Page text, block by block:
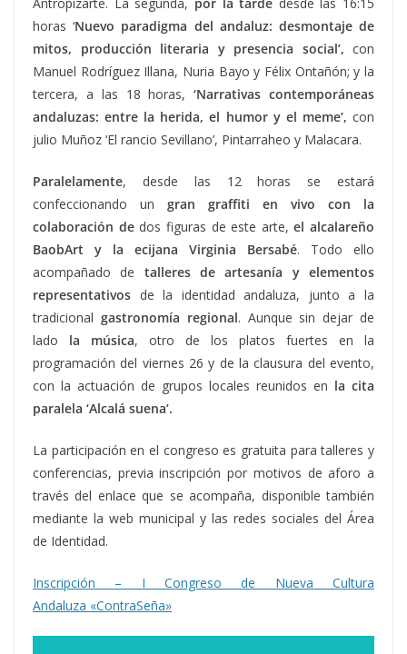
horas ‘Nuevo paradigma del andaluz: desmontaje de
mitos, producción literaria y presencia social’, con
Manuel Rodríguez Illana, Nuria Bayo y Félix Ontañón; y la
tercera, a las 18 horas,‘Narrativas contemporáneas
andaluzas: entre la herida, el humor y el meme’, con
julio Muñoz ‘El rancio Sevillano’, Pintarraheo y Malacara.
Paralelamente, desde las 12 horas se estará
confeccionando un gran graffiti en vivo con la
colaboración dedos figuras de este arte,el alcalareño
BaobArt y la ecijana Virginia Bersabé. Todo ello
acompañado de talleres de artesanía y elementos
representativos de la identidad andaluza, junto a la
tradicional gastronomía regional. Aunque sin dejar de
lado la música, otro de los platos fuertes en la
programación del viernes 26 y de la clausura del evento,
con la actuación de grupos locales reunidos en la cita
paralela ‘Alcalá suena’.
La participación en el congreso es gratuita para talleres y
conferencias, previa inscripción por motivos de aforo a
través del enlace que se acompaña, disponible también
mediante la web municipal y las redes sociales del Área
de Identidad.
Inscripción – I Congreso de Nueva Cultura
Andaluza «ContraSeña»